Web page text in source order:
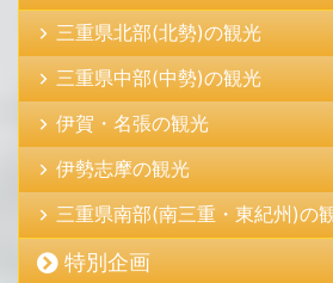
三重県北部(北勢)の観光
三重県中部(中勢)の観光
伊賀・名張の観光
伊勢志摩の観光
三重県南部(南三重・東紀州)の
特別企画